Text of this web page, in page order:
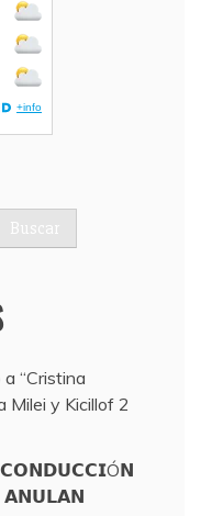
Buscar
“Cristina
Milei y Kicillof 2
𝗖𝗢𝗡𝗗𝗨𝗖𝗖𝗜Ó𝗡
𝗔𝗡𝗨𝗟𝗔𝗡